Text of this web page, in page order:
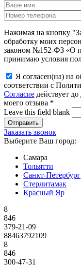
Нажимая на кнопку
обработку моих
законом №152-ФЗ «О
принимаю условия
Я согласен(на) на
соответствии с
Согласие действует
моего отзыва *
Leave this field blank
Заказать звонок
Выберите Ваш город:
Самара
Тольятти
Санкт-Петербург
Стерлитамак
Красный Яр
8
846
379-21-09
88463792109
8
846
300-47-31